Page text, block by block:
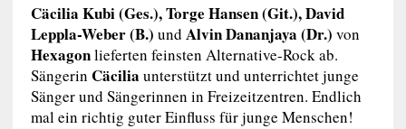
Cäcilia Kubi (Ges.), Torge Hansen (Git.), David
Leppla-Weber (B.) und Alvin Dananjaya (Dr.) von
Hexagonlieferten feinsten Alternative-Rock ab.
Sängerin Cäcilia unterstützt und unterrichtet junge
Sänger und Sängerinnen in Freizeitzentren. Endlich
mal ein richtig guter Einfluss für junge Menschen!